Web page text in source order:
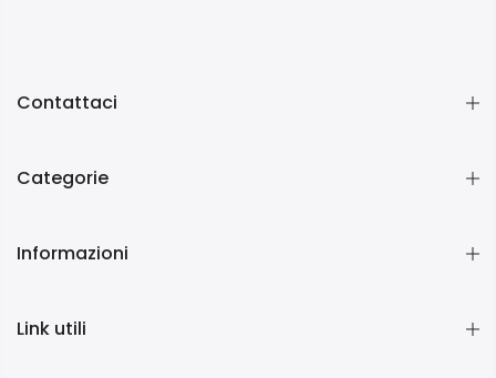
Contattaci
Categorie
Informazioni
Link utili